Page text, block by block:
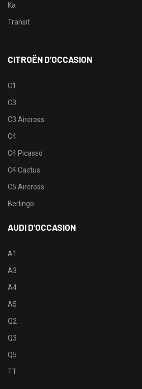
Ka
Transit
CITROËN D’OCCASION
C1
C3
C3 Aircross
C4
C4 Picasso
C4 Cactus
C5 Aircross
Berlingo
AUDI D’OCCASION
A1
A3
A4
A5
Q2
Q3
Q5
TT